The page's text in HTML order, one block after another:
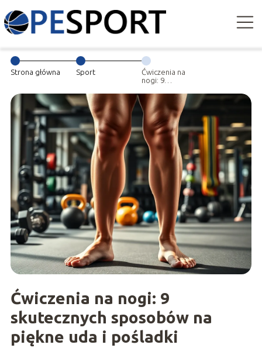
Strona główna Sport
Ćwiczenia na
nogi: 9
sposobów na
piękne uda i
pośladki
Ćwiczenia na nogi: 9
skutecznych sposobów na
piękne uda i pośladki